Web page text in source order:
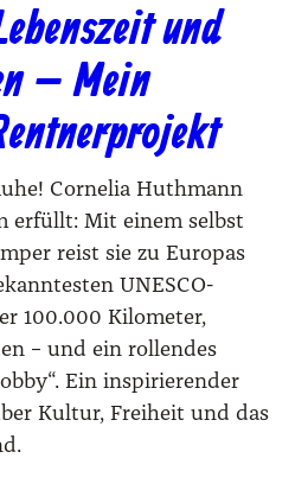
und
– Mein
Cornelia Huthmann
erfüllt: Mit einem selbst
reist sie zu Europas
UNESCO-
100.000 Kilometer,
– und ein rollendes
Ein inspirierender
Kultur, Freiheit und das